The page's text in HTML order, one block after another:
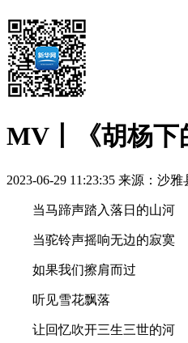
MV丨《胡杨下
2023-06-29 11:23:35 来源：沙雅
当马蹄声踏入落日的山河
当驼铃声摇响无边的寂寞
如果我们擦肩而过
听见雪花飘落
让回忆吹开三生三世的河